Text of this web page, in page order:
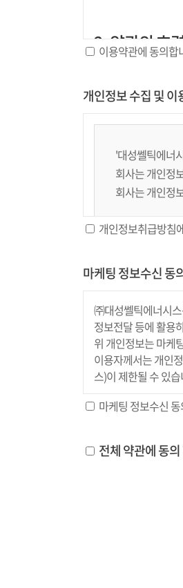
2. 약관의 효
회사는 운영 또는
이전부터 적용일
내용을 명확하게
회사가 개정약관
동의하지 않는
해지할 수 있습니
3. 약관 외 준
본 약관에 명시되
4. 서비스의
회사는 회원에게
서비스는 연중무
홈페이지의 서비
회사는 다음 각
승낙은 회사가
이용약관에 동의합
개인정보 수집 및 이
'대성쎌틱에너
회사는 개인정
회사는 개인정
수집하는 개
'대성쎌틱에너시
제공하시는 개인
공지사항(또는 개
- 필수 수집항목 :
- 서비스 이용 또는
- 개인정보 수집방
개인정보 수집
- 서비스 제공에
회원제 서비스
개인정보취급방침
마케팅 정보수신 동
㈜대성쎌틱에너시
정보전달 등에 활용
위 개인정보는 마케
이용자께서는 개인
스)이 제한될 수 있
마케팅 정보수신
전체 약관에 동